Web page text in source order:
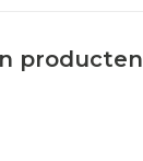
producten